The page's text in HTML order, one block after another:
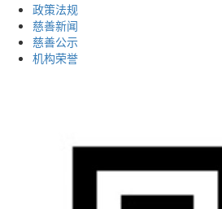
政策法规
慈善新闻
慈善公示
机构荣誉